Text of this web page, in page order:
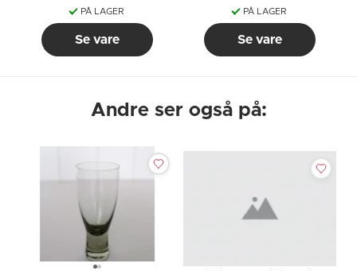
PÅ LAGER
Se vare
PÅ LAGER
Se vare
Andre ser også på: